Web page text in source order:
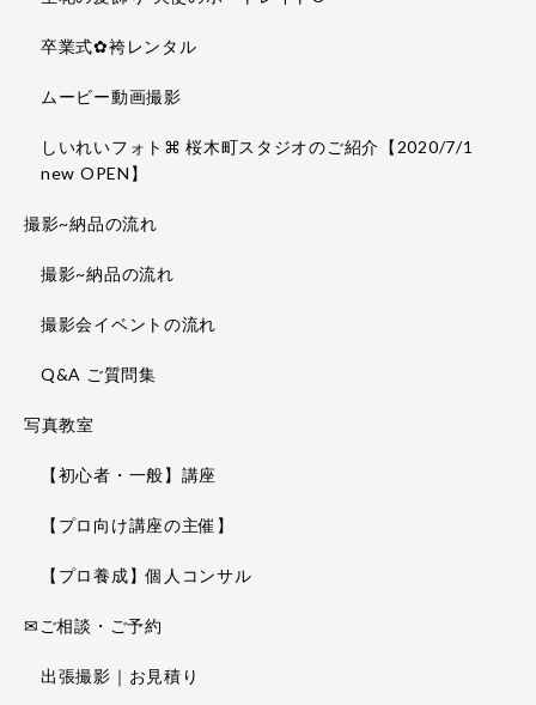
卒業式✿袴レンタル
ムービー動画撮影
しいれいフォト⌘ 桜木町スタジオのご紹介【2020/7/1
new OPEN】
撮影~納品の流れ
撮影~納品の流れ
撮影会イベントの流れ
Q&A ご質問集
写真教室
【初心者・一般】講座
【プロ向け講座の主催】
【プロ養成】個人コンサル
✉ご相談・ご予約
出張撮影｜お見積り